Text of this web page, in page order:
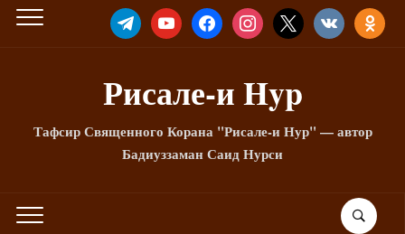
TELEGRAMYOUTUBEFACEBOOKINSTAGRAM
X VKONTAKTE
Рисале-и Hyp
Тафсир Священного Корана "Рисале-и Нур" — автор
Бадиуззаман Саид Нурси